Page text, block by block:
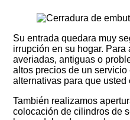
Su entrada quedara muy
irrupción en su hogar.
averiadas, antiguas o
altos precios de un
alternativas para que usted
También realizamos
colocación de cilindros de